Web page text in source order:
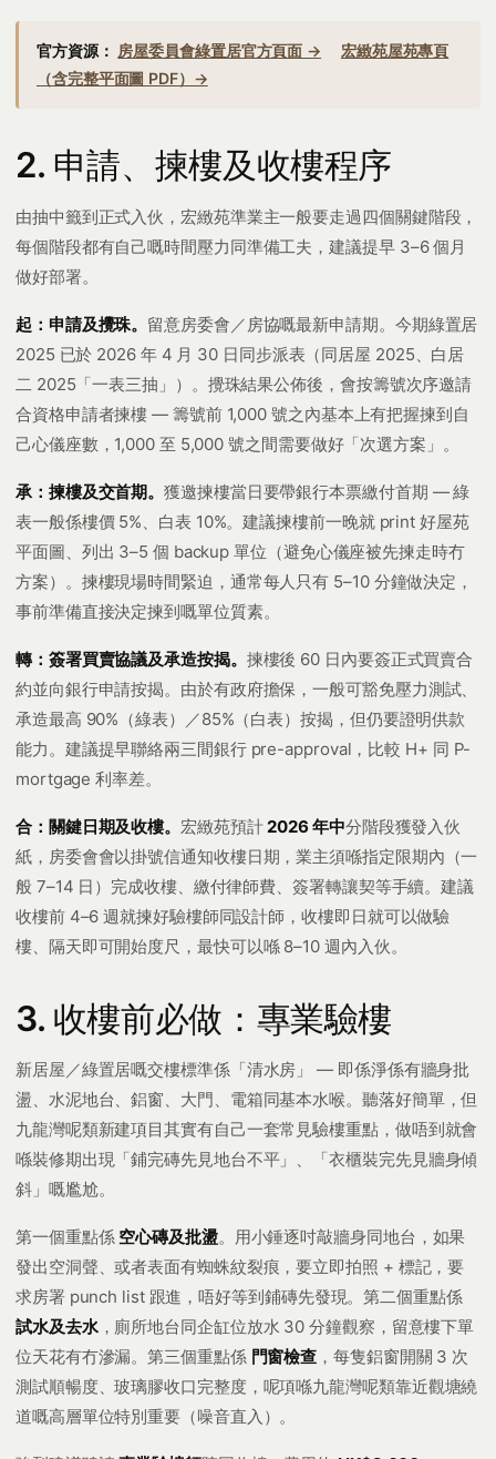
官方資源： 房屋委員會綠置居官方頁面 →
宏緻苑屋苑專頁
（含完整平面圖 PDF）→
2. 申請、揀樓及收樓程序
由抽中籤到正式入伙，宏緻苑準業主一般要走過四個關鍵階段，
每個階段都有自己嘅時間壓力同準備工夫，建議提早 3–6 個月
做好部署。
起：申請及攪珠。 留意房委會／房協嘅最新申請期。今期綠置居
2025 已於 2026 年 4 月 30 日同步派表（同居屋 2025、白居
二 2025「一表三抽」）。攪珠結果公佈後，會按籌號次序邀請
合資格申請者揀樓 — 籌號前 1,000 號之內基本上有把握揀到自
己心儀座數，1,000 至 5,000 號之間需要做好「次選方案」。
承：揀樓及交首期。獲邀揀樓當日要帶銀行本票繳付首期 — 綠
表一般係樓價 5%、白表 10%。建議揀樓前一晚就 print 好屋苑
平面圖、列出 3–5 個 backup 單位（避免心儀座被先揀走時冇
方案）。揀樓現場時間緊迫，通常每人只有 5–10 分鐘做決定，
事前準備直接決定揀到嘅單位質素。
轉：簽署買賣協議及承造按揭。 揀樓後 60 日內要簽正式買賣合
約並向銀行申請按揭。由於有政府擔保，一般可豁免壓力測試、
承造最高 90%（綠表）／85%（白表）按揭，但仍要證明供款
能力。建議提早聯絡兩三間銀行 pre-approval，比較 H+ 同 P-
mortgage 利率差。
合：關鍵日期及收樓。 宏緻苑預計2026 年中分階段獲發入伙
紙，房委會會以掛號信通知收樓日期，業主須喺指定限期內（一
般 7–14 日）完成收樓、繳付律師費、簽署轉讓契等手續。建議
收樓前 4–6 週就揀好驗樓師同設計師，收樓即日就可以做驗
樓、隔天即可開始度尺，最快可以喺 8–10 週內入伙。
3. 收樓前必做：專業驗樓
新居屋／綠置居嘅交樓標準係「清水房」 — 即係淨係有牆身批
盪、水泥地台、鋁窗、大門、電箱同基本水喉。聽落好簡單，但
九龍灣呢類新建項目其實有自己一套常見驗樓重點，做唔到就會
喺裝修期出現「鋪完磚先見地台不平」、「衣櫃裝完先見牆身傾
斜」嘅尷尬。
第一個重點係 空心磚及批盪。用小錘逐吋敲牆身同地台，如果
發出空洞聲、或者表面有蜘蛛紋裂痕，要立即拍照 + 標記，要
求房署 punch list 跟進，唔好等到鋪磚先發現。第二個重點係
試水及去水，廁所地台同企缸位放水 30 分鐘觀察，留意樓下單
位天花有冇滲漏。第三個重點係 門窗檢查 ，每隻鋁窗開關 3 次
測試順暢度、玻璃膠收口完整度，呢項喺九龍灣呢類靠近觀塘繞
道嘅高層單位特別重要（噪音直入）。